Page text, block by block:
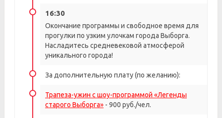
16:30
Окончание программы и свободное время для
прогулки по узким улочкам города Выборга.
Насладитесь средневековой атмосферой
уникального города!
За дополнительную плату (по желанию):
Трапеза-ужин с шоу-программой «Легенды
старого Выборга» - 900 руб./чел.